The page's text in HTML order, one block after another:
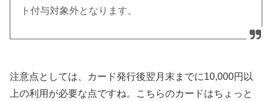
ト付与対象外となります。
注意点としては、カード発行後翌月末までに10,000円以
上の利用が必要な点ですね。こちらのカードはちょっと